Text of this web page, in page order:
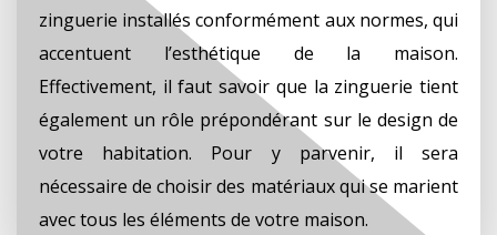
zinguerie installés conformément aux normes, qui
accentuent l’esthétique de la maison.
Effectivement, il faut savoir que la zinguerie tient
également un rôle prépondérant sur le design de
votre habitation. Pour y parvenir, il sera
nécessaire de choisir des matériaux qui se marient
avec tous les éléments de votre maison.